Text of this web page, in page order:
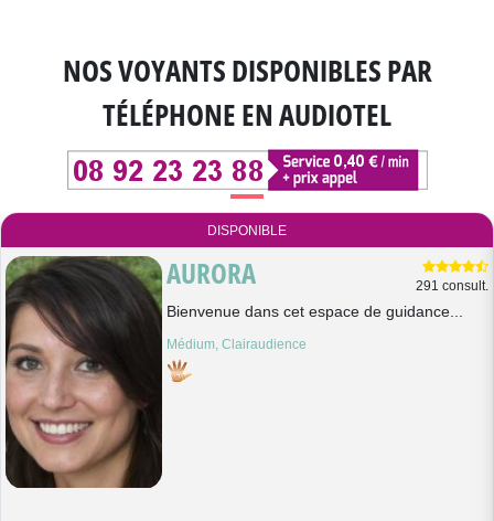
NOS VOYANTS DISPONIBLESPAR
TÉLÉPHONE EN AUDIOTEL
DISPONIBLE
AURORA 291 consult.
Bienvenue dans cet espace de guidance...
Médium, Clairaudience